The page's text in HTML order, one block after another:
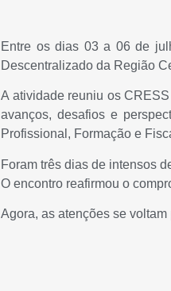
Entre os dias 03 a 06 de
Descentralizado da Região
A atividade reuniu os
avanços, desafios e
Profissional, Formação e
Foram três dias de intensos
O encontro reafirmou o
Agora, as atenções se